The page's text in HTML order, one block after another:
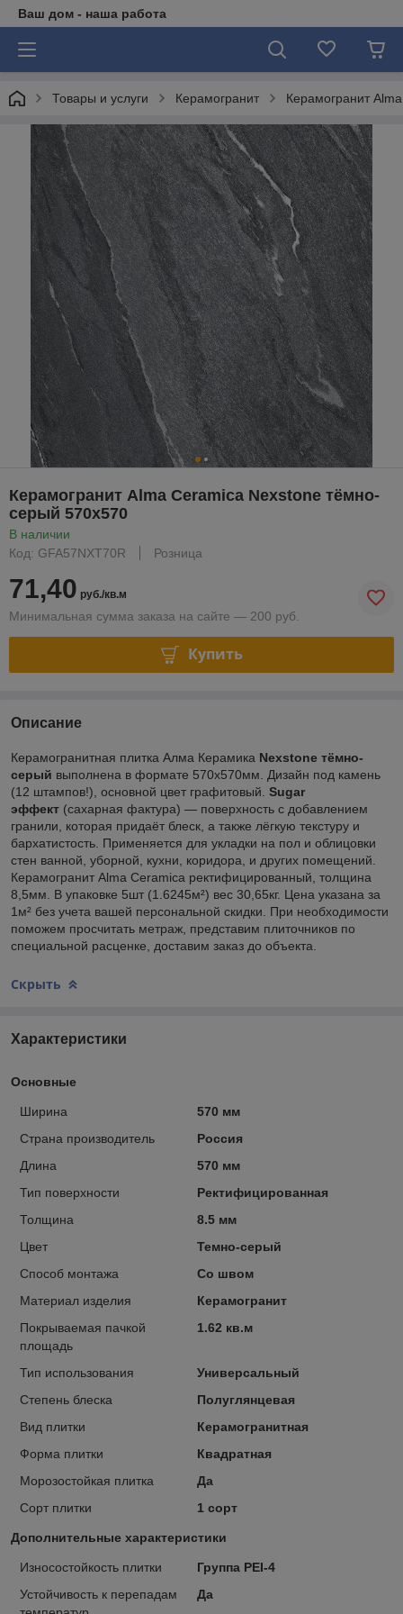
Ваш дом - наша работа
Товары и услуги Керамогранит Керамогранит
Керамогранит Alma Ceramica Nexstone тёмно-
серый 570х570
В наличии
Код: GFA57NXT70R
Розница
71,40 руб./кв.м
Минимальная сумма заказа на сайте — 200 руб.
Купить
Описание
Керамогранитная плитка Алма Керамика Nexstone тёмно-
серый выполнена в формате 570х570мм. Дизайн под камень
(12 штампов!), основной цвет графитовый. Sugar
эффект (сахарная фактура) — поверхность с добавлением
гранили, которая придаёт блеск, а также лёгкую текстуру и
бархатистость. Применяется для укладки на пол и облицовки
стен ванной, уборной, кухни, коридора, и других помещений.
Керамогранит Alma Ceramica ректифицированный, толщина
8,5мм. В упаковке 5шт (1.6245м²) вес 30,65кг. Цена указана за
1м² без учета вашей персональной скидки. При необходимости
поможем просчитать метраж, представим плиточников по
специальной расценке, доставим заказ до объекта.
Скрыть
Характеристики
Основные
Ширина
570 мм
Страна производитель
Россия
Длина
570 мм
Тип поверхности
Ректифицированная
Толщина
8.5 мм
Цвет
Темно-серый
Способ монтажа
Со швом
Материал изделия
Керамогранит
Покрываемая пачкой
площадь
1.62 кв.м
Тип использования
Универсальный
Степень блеска
Полуглянцевая
Вид плитки
Керамогранитная
Форма плитки
Квадратная
Морозостойкая плитка
Да
Сорт плитки
1 сорт
Дополнительные характеристики
Износостойкость плитки
Группа PEI-4
Устойчивость к перепадам
Да